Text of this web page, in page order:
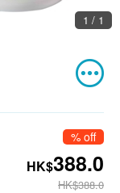
1 / 1
% off
HK$388.0
HK$388.0